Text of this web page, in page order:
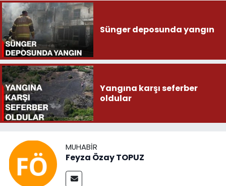
Sünger deposunda yangın
Yangına karşı seferber
oldular
MUHABIR
Feyza Özay TOPUZ